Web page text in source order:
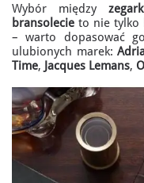
Wybór między
bransolecie to nie tylko
– warto dopasować
ulubionych marek:
Time, Jacques Lemans,